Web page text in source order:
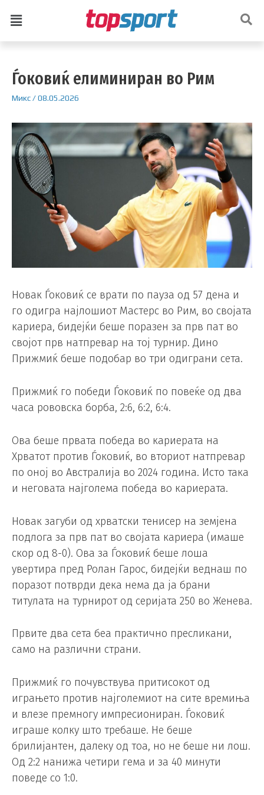
Ѓоковиќ елиминиран во Рим
Микс/08.05.2026
Новак Ѓоковиќ се врати по пауза од 57 дена и
го одигра најлошиот Мастерс во Рим, во својата
кариера, бидејќи беше поразен за прв пат во
својот прв натпревар на тој турнир. Дино
Прижмиќ беше подобар во три одиграни сета.
Прижмиќ го победи Ѓоковиќ по повеќе од два
часа рововска борба, 2:6, 6:2, 6:4.
Ова беше првата победа во кариерата на
Хрватот против Ѓоковиќ, во вториот натпревар
по оној во Австралија во 2024 година. Исто така
и неговата најголема победа во кариерата.
Новак загуби од хрватски тенисер на земјена
подлога за прв пат во својата кариера (имаше
скор од 8-0). Ова за Ѓоковиќ беше лоша
увертира пред Ролан Гарос, бидејќи веднаш по
поразот потврди дека нема да ја брани
титулата на турнирот од серијата 250 во Женева.
Првите два сета беа практично пресликани,
само на различни страни.
Прижмиќ го почувствува притисокот од
играњето против најголемиот на сите времиња
и влезе премногу импресиониран. Ѓоковиќ
играше колку што требаше. Не беше
брилијантен, далеку од тоа, но не беше ни лош.
Од 2:2 нанижа четири гема и за 40 минути
поведе со 1:0.